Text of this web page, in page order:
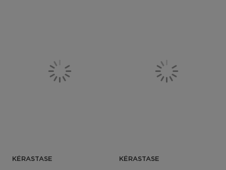
KÉRASTASE KÉRASTASE